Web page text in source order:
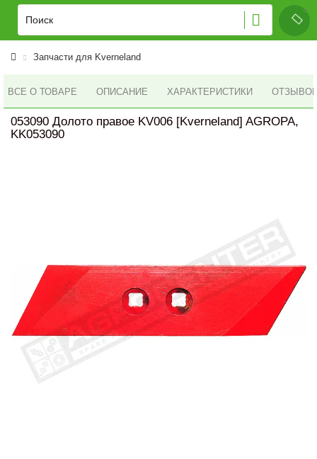
Запчасти для Kverneland
ВСЕ О ТОВАРЕ ОПИСАНИЕ ХАРАКТЕРИСТИКИ ОТЗЫВОВ
053090 Долото правое KV006 [Kverneland] AGROPA,
KK053090